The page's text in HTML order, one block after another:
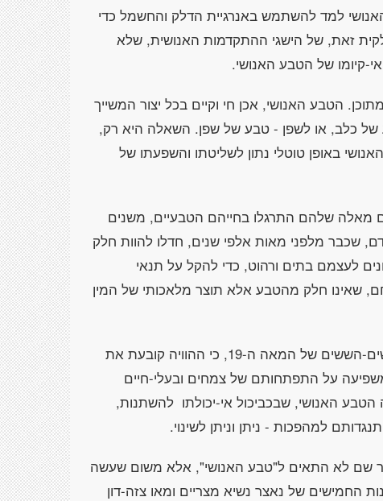
למד להשתמש באנרגיית הדלק והחשמל כדי
זאת, של הישגי ההתקדמות האנושית, שלא
קיומו של הטבע האנושי.
הטבע האנושי, אכן חי וקיים בכל יצור המשייך
כלב, או לשפן - טבע של שפן. השאלה היא רק,
באופן טוטלי נתון לשליטתו והשפעתו של
מאלה שלהם התרגלו בחייהם הטבעיים, משנים
שכבר מלפני מאות אלפי שנים, חדלו להוות חלק
לעצמם בתים ורהוט, כדי להקל על תנאי
שאינו חלק מהטבע אלא תוצר מלאכותי של המין
קרל מרקס ופרידריך אנגלס, קבעו עוד בשנות החמישים-הששים של המאה ה-19, כי ההוויה קובעת את
על התפתחותם של צמחים ובעלי-חיים
האנושי, שבכביכול אי-יכולתו להשתנות,
למהפכות - ניתן וניתן לשינוי.
שם לא התאים ל"טבע האנושי", אלא משום שעשה
החמישים של נאצר נשיא מצריים ומאו צזה-דון